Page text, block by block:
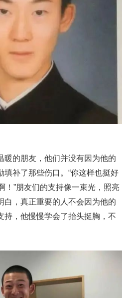
暖的朋友，他们并没有因为他的
填补了那些伤口。“你这样也挺好
！”朋友们的支持像一束光，照亮
白，真正重要的人不会因为他的
持，他慢慢学会了抬头挺胸，不